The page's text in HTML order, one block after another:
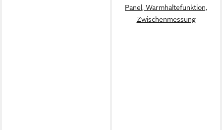
Panel, Warmhaltefunktion,
Zwischenmessung